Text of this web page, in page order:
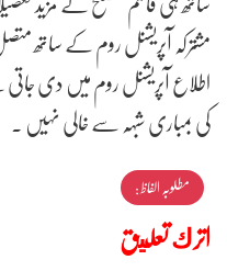
مشترکہ آپریشنل روم کے ساتھ
اطلاع آپریشنل روم میں دی
کی بمباری شبہہ سے خالی نہیں ۔
مطلوبہ الفاظ :
اترك تعليق